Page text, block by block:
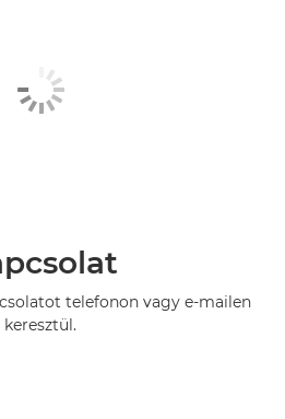
telefonon vagy e-mailen
keresztül.